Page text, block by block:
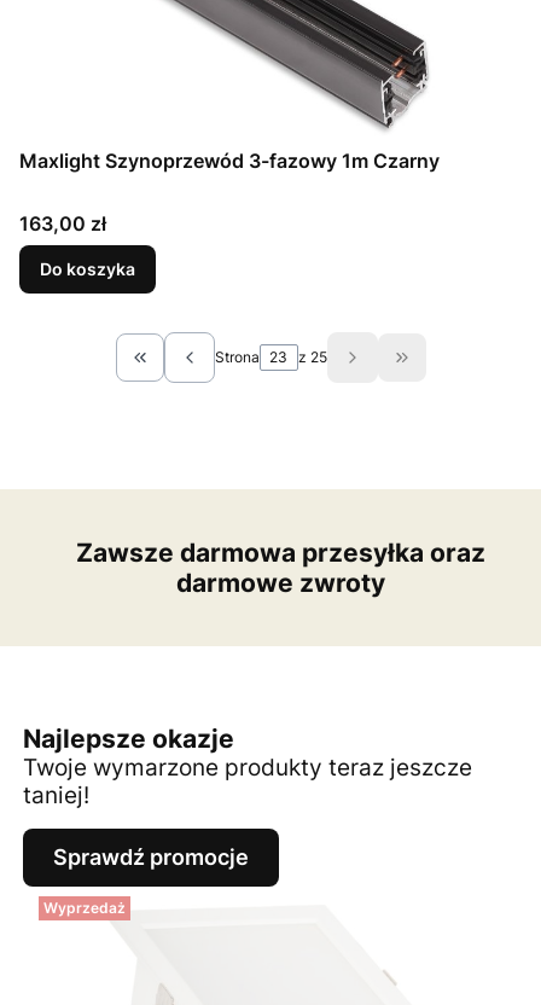
Maxlight Szynoprzewód 3-fazowy 1m Czarny
Cena
163,00 zł
Do koszyka
Wróć do pierwszej strony z produktami
Strona z 25 Przejdź do
Zawsze darmowa przesyłka oraz
darmowe zwroty
Najlepsze okazje
Twoje wymarzone produkty teraz jeszcze
taniej!
Sprawdź promocje
Wyprzedaż